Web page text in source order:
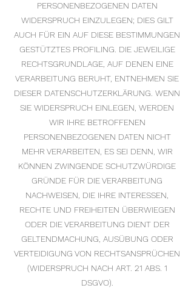
PERSONENBEZOGENEN DATEN
WIDERSPRUCH EINZULEGEN; DIES GILT
AUCH FÜR EIN AUF DIESE BESTIMMUNGEN
GESTÜTZTES PROFILING. DIE JEWEILIGE
RECHTSGRUNDLAGE, AUF DENEN EINE
VERARBEITUNG BERUHT, ENTNEHMEN SIE
DIESER DATENSCHUTZERKLÄRUNG. WENN
SIE WIDERSPRUCH EINLEGEN, WERDEN
WIR IHRE BETROFFENEN
PERSONENBEZOGENEN DATEN NICHT
MEHR VERARBEITEN, ES SEI DENN, WIR
KÖNNEN ZWINGENDE SCHUTZWÜRDIGE
GRÜNDE FÜR DIE VERARBEITUNG
NACHWEISEN, DIE IHRE INTERESSEN,
RECHTE UND FREIHEITEN ÜBERWIEGEN
ODER DIE VERARBEITUNG DIENT DER
GELTENDMACHUNG, AUSÜBUNG ODER
VERTEIDIGUNG VON RECHTSANSPRÜCHEN
(WIDERSPRUCH NACH ART. 21 ABS. 1
DSGVO).